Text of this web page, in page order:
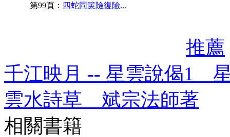
第99頁： 四蛇同篋險復險...
推薦
千江映月 -- 星雲說偈1
雲水詩草 斌宗法師著
相關書籍